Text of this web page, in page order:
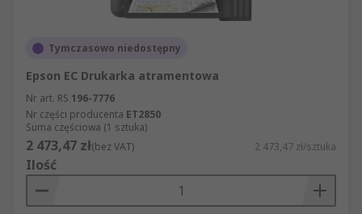
Tymczasowo niedostępny
Epson EC Drukarka atramentowa
Nr art. RS 196-7776
Nr części producenta ET2850
Suma częściowa (1 sztuka)
2 473,47 zł(bez VAT) 2 473,47 zł/sztuka
Ilość